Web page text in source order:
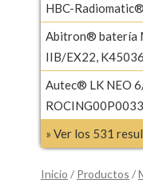
HBC-
Abitron® batería
IIB/EX22,
Autec® LK NEO
ROCING00P0033
» Ver los 531
Inicio / Productos /